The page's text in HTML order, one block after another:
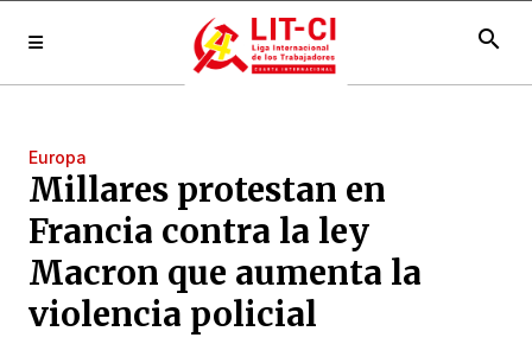
search
Europa
Millares protestan en
Francia contra la ley
Macron que aumenta la
violencia policial